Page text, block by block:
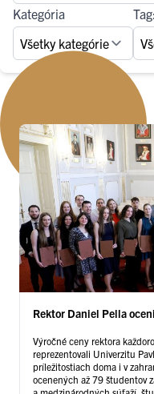
Kategória
Tag:
Rektor Daniel Pella
Výročné ceny rektora
reprezentovali Univerzitu
príležitostiach doma i v
ocenených až 79 študentov